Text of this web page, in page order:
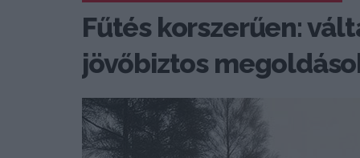
Fűtés korszerűen:
jövőbiztos